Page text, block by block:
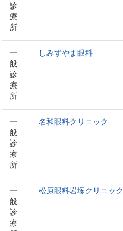
診
療
所
一
般
診
療
所
しみずやま眼科
一
般
診
療
所
名和眼科クリニック
一
般
診
療
松原眼科岩塚クリニック